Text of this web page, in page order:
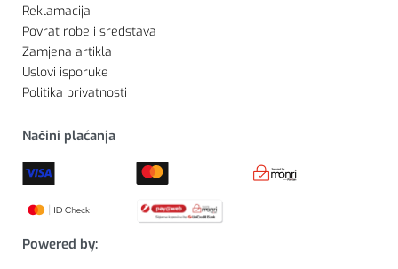
Reklamacija
Povrat robe i sredstava
Zamjena artikla
Uslovi isporuke
Politika privatnosti
Načini plaćanja
Powered by: